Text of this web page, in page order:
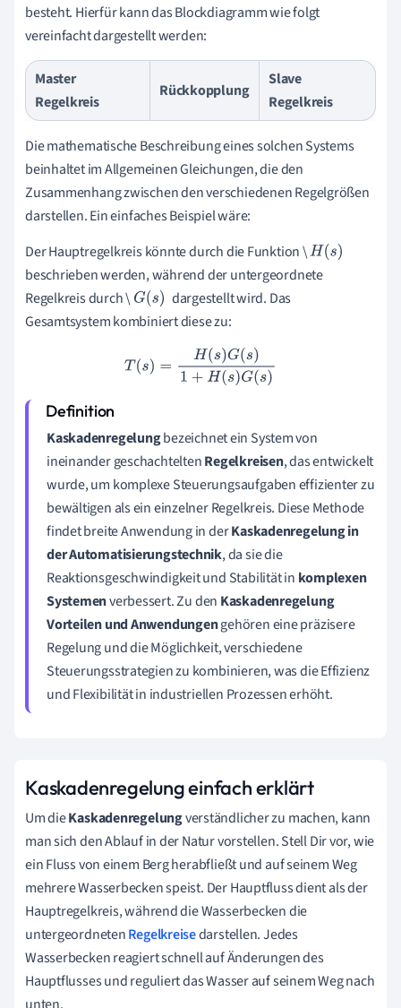
besteht. Hierfür kann das Blockdiagramm wie folgt
vereinfacht dargestellt werden:
Master
Regelkreis
Rückkopplung
Slave
Regelkreis
Die mathematische Beschreibung eines solchen Systems
beinhaltet im Allgemeinen Gleichungen, die den
Zusammenhang zwischen den verschiedenen Regelgrößen
darstellen. Ein einfaches Beispiel wäre:
Der Hauptregelkreis könnte durch die Funktion \H(s)
beschrieben werden, während der untergeordnete
Regelkreis durch \ G(s)
dargestellt wird. Das
Gesamtsystem kombiniert diese zu:
T(s) =H( G(s)1+H(s)G(s
Kaskadenregelungbezeichnet ein System von
ineinander geschachteltenRegelkreisen, das entwickelt
wurde, um komplexe Steuerungsaufgaben effizienter zu
bewältigen als ein einzelner Regelkreis. Diese Methode
findet breite Anwendung in derKaskadenregelung in
der Automatisierungstechnik, da sie die
Reaktionsgeschwindigkeit und Stabilität in komplexen
Systemenverbessert. Zu den Kaskadenregelung
Vorteilen und Anwendungengehören eine präzisere
Regelung und die Möglichkeit, verschiedene
Steuerungsstrategien zu kombinieren, was die Effizienz
und Flexibilität in industriellen Prozessen erhöht.
Kaskadenregelung einfach erklärt
Um dieKaskadenregelungverständlicher zu machen, kann
man sich den Ablauf in der Natur vorstellen. Stell Dir vor, wie
ein Fluss von einem Berg herabfließt und auf seinem Weg
mehrere Wasserbecken speist. Der Hauptfluss dient als der
Hauptregelkreis, während die Wasserbecken die
untergeordnetenRegelkreisedarstellen. Jedes
Wasserbecken reagiert schnell auf Änderungen des
Hauptflusses und reguliert das Wasser auf seinem Weg nach